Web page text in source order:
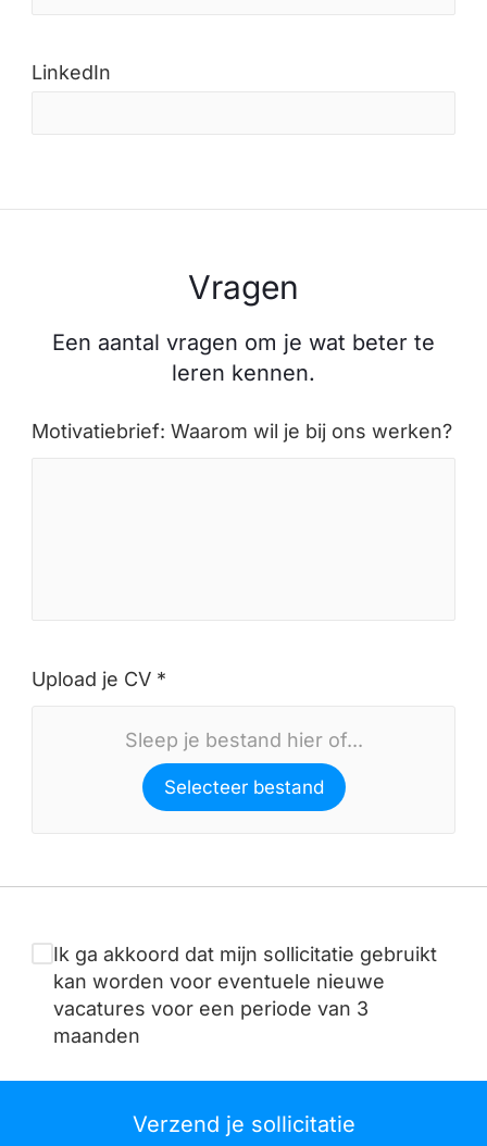
LinkedIn
Vragen
Een aantal vragen om je wat beter te
leren kennen.
Motivatiebrief: Waarom wil je bij ons werken?
Upload je CV *
Sleep je bestand hier of...
Selecteer bestand
Ik ga akkoord dat mijn sollicitatie gebruikt
kan worden voor eventuele nieuwe
vacatures voor een periode van 3
maanden
Verzend je sollicitatie